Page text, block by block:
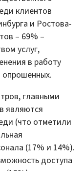
клиентов
и Ростова-
– 69% –
услуг,
в работу
главными
являются
(что отметили
(17% и 14%).
доступа